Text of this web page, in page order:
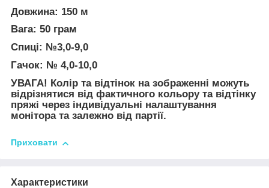
Довжина: 150 м
Вага: 50 грам
Спиці: №3,0-9,0
Гачок: № 4,0-10,0
УВАГА! Колір та відтінок на зображенні можуть
відрізнятися від фактичного кольору та відтінку
пряжі через індивідуальні налаштування
монітора та залежно від партії.
Приховати
Характеристики